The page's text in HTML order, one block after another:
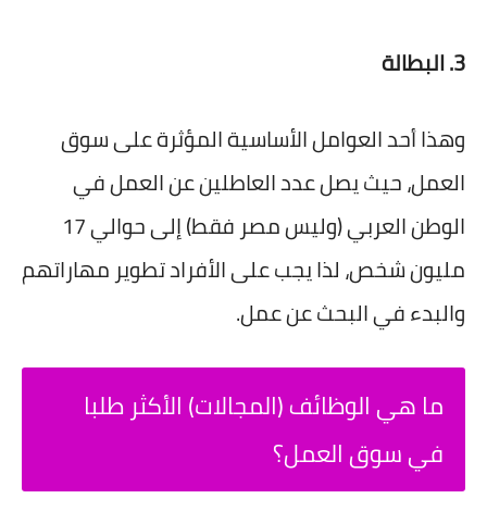
3. البطالة
وهذا أحد العوامل الأساسية المؤثرة على سوق
العمل، حيث يصل عدد العاطلين عن العمل في
الوطن العربي (وليس مصر فقط) إلى حوالي 17
مليون شخص، لذا يجب على الأفراد تطوير مهاراتهم
والبدء في البحث عن عمل.
ما هي الوظائف (المجالات) الأكثر طلبا
في سوق العمل؟